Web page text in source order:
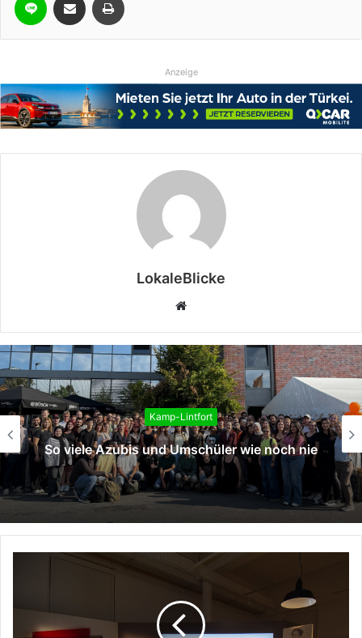
Anzeige
LokaleBlicke
Webseite
nie
Kamp-Lintfort
Neue Auszubildende und
Stadtverwaltung